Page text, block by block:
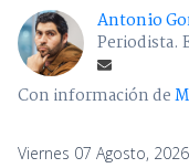
Antonio
Periodista.
Con información de
Viernes 07 Agosto,